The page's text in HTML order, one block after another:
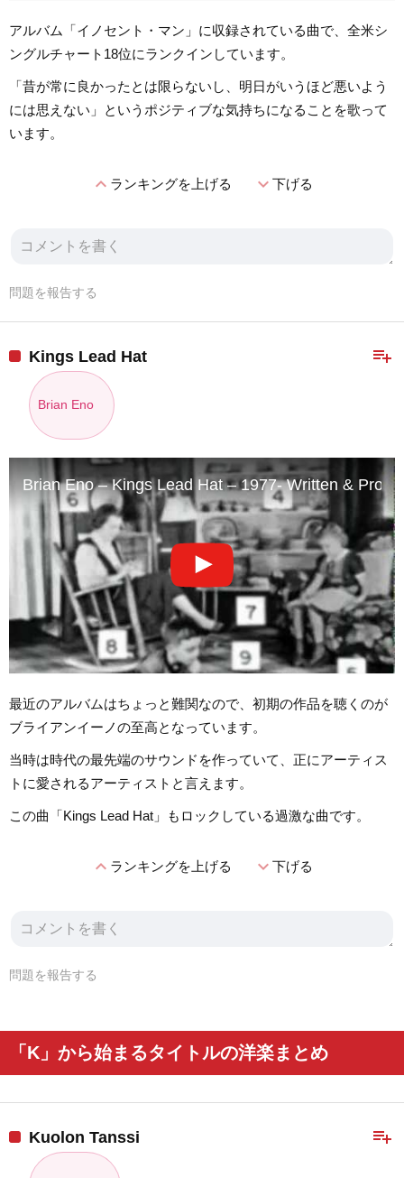
アルバム「イノセント・マン」に収録されている曲で、全米シ
ングルチャート18位にランクインしています。
「昔が常に良かったとは限らないし、明日がいうほど悪いよう
には思えない」というポジティブな気持ちになることを歌って
います。
expand_lessランキングを上げる expand_more下げる
問題を報告する
playlist_add
Kings Lead Hat
Brian Eno
Brian Eno – Kings Lead Hat – 1977- Written &
最近のアルバムはちょっと難関なので、初期の作品を聴くのが
ブライアンイーノの至高となっています。
当時は時代の最先端のサウンドを作っていて、正にアーティス
トに愛されるアーティストと言えます。
この曲「Kings Lead Hat」もロックしている過激な曲です。
expand_lessランキングを上げる expand_more下げる
問題を報告する
「K」から始まるタイトルの洋楽まとめ
playlist_add
Kuolon Tanssi